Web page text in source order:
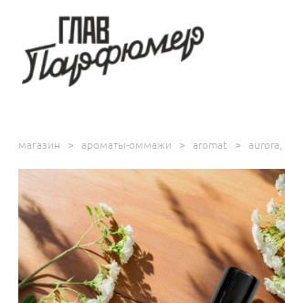
магазин > ароматы-оммажи > aromat >